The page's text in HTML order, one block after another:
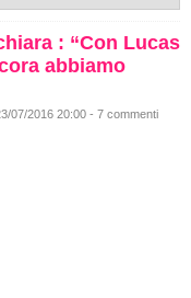
: “Con Lucas
abbiamo
07/2016 20:00 - 7 commenti